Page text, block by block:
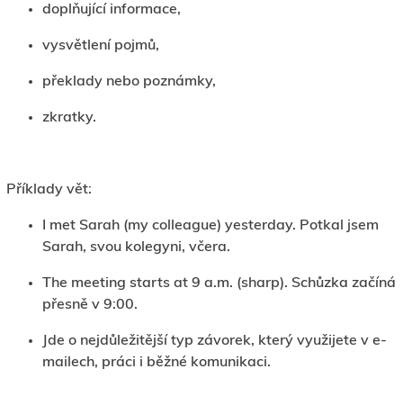
doplňující informace,
vysvětlení pojmů,
překlady nebo poznámky,
zkratky.
Příklady vět:
I met Sarah (my colleague) yesterday. Potkal jsem
Sarah, svou kolegyni, včera.
The meeting starts at 9 a.m. (sharp). Schůzka začíná
přesně v 9:00.
Jde o nejdůležitější typ závorek, který využijete v e-
mailech, práci i běžné komunikaci.